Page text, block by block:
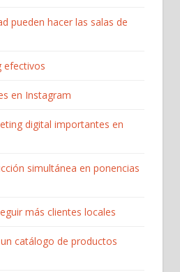
pueden hacer las salas de
efectivos
en Instagram
digital importantes en
simultánea en ponencias
más clientes locales
catálogo de productos